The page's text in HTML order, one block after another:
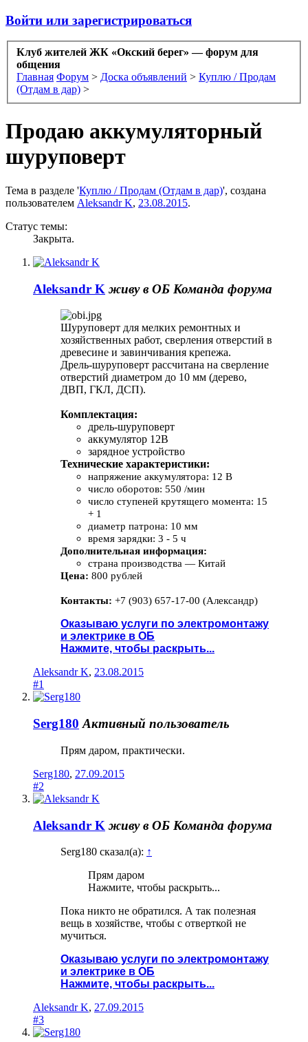
Войти или зарегистрироваться
Клуб жителей ЖК «Окский берег» — форум для
общения
Главная Форум > Доска объявлений > Куплю / Продам
(Отдам в дар) >
Продаю аккумуляторный
шуруповерт
Тема в разделе 'Куплю / Продам (Отдам в дар)', создана
пользователем Aleksandr K, 23.08.2015.
Статус темы:
Закрыта.
Aleksandr K живу в ОБ Команда форума
Шуруповерт для мелких ремонтных и
хозяйственных работ, сверления отверстий в
древесине и завинчивания крепежа.
Дрель-шуруповерт рассчитана на сверление
отверстий диаметром до 10 мм (дерево,
ДВП, ГКЛ, ДСП).
Комплектация:
дрель-шуруповерт
аккумулятор 12В
зарядное устройство
Технические характеристики:
напряжение аккумулятора: 12 В
число оборотов: 550 /мин
число ступеней крутящего момента: 15
+ 1
диаметр патрона: 10 мм
время зарядки: 3 - 5 ч
Дополнительная информация:
страна производства — Китай
Цена: 800 рублей
Контакты: +7 (903) 657-17-00 (Александр)
Оказываю услуги по электромонтажу
и электрике в ОБ
Нажмите, чтобы раскрыть...
Aleksandr K, 23.08.2015
#1
Serg180 Активный пользователь
Прям даром, практически.
Serg180, 27.09.2015
#2
Aleksandr K живу в ОБ Команда форума
Serg180 сказал(а): ↑
Прям даром
Нажмите, чтобы раскрыть...
Пока никто не обратился. А так полезная
вещь в хозяйстве, чтобы с отверткой не
мучиться.
Оказываю услуги по электромонтажу
и электрике в ОБ
Нажмите, чтобы раскрыть...
Aleksandr K, 27.09.2015
#3